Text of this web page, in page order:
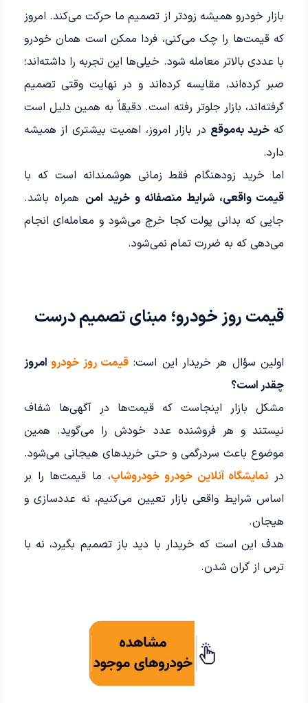
بازار خودرو همیشه زودتر از تصمیم ما حرکت می‌کند. امروز
که قیمت‌ها را چک می‌کنی، فردا ممکن است همان خودرو
با عددی بالاتر معامله شود. خیلی‌ها این تجربه را داشته‌اند؛
صبر کرده‌اند، مقایسه کرده‌اند و در نهایت وقتی تصمیم
گرفته‌اند، بازار جلوتر رفته است. دقیقاً به همین دلیل است
کهخرید به‌موقع در بازار امروز، اهمیت بیشتری از همیشه
دارد.
اما خرید زودهنگام فقط زمانی هوشمندانه است که با
قیمت واقعی، شرایط منصفانه و خرید امن همراه باشد.
جایی که بدانی پولت کجا خرج می‌شود و معامله‌ای انجام
می‌دهی که به ضررت تمام نمی‌شود.
قیمت روز خودرو؛ مبنای تصمیم درست
اولین سؤال هر خریدار این است:قیمت روز خودرو امروز
چقدر است؟
مشکل بازار اینجاست که قیمت‌ها در آگهی‌ها شفاف
نیستند و هر فروشنده عدد خودش را می‌گوید. همین
موضوع باعث سردرگمی و حتی خریدهای هیجانی می‌شود.
در نمایشگاه آنلاین خودرو خودروشاپ، ما قیمت‌ها را بر
اساس شرایط واقعی بازار تعیین می‌کنیم، نه عددسازی و
هیجان.
هدف این است که خریدار با دید باز تصمیم بگیرد، نه با
ترس از گران شدن.